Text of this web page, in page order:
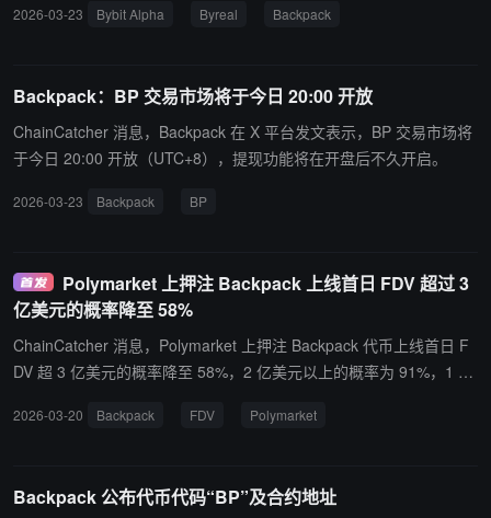
2026-03-23 Bybit Alpha Byreal Backpack
Backpack：BP 交易市场将于今日 20:00 开放
ChainCatcher 消息，Backpack 在 X 平台发文表示，BP 交易市场将
于今日 20:00 开放（UTC+8），提现功能将在开盘后不久开启。
2026-03-23 Backpack BP
Polymarket 上押注 Backpack 上线首日 FDV 超过 3
亿美元的概率降至 58%
ChainCatcher 消息，Polymarket 上押注 Backpack 代币上线首日 F
DV 超 3 亿美元的概率降至 58%，2 亿美元以上的概率为 91%，1 亿
2026-03-20 Backpack FDV Polymarket
Backpack 公布代币代码“BP”及合约地址